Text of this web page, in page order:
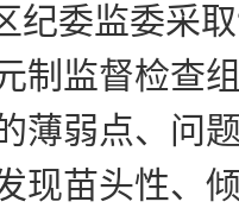
委监委采取“
制监督检查
薄弱点、问
现苗头性、